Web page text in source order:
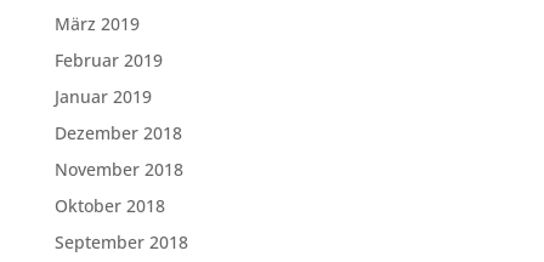
März 2019
Februar 2019
Januar 2019
Dezember 2018
November 2018
Oktober 2018
September 2018